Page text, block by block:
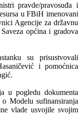
pravde/pravosuđa i
u FBiH imenovani
Agencije za državnu
općina i gradova
su prisustvovali
i pomoćnica
u pogledu dokumenta
Modelu sufinansiranja
vlade usvojile svojim